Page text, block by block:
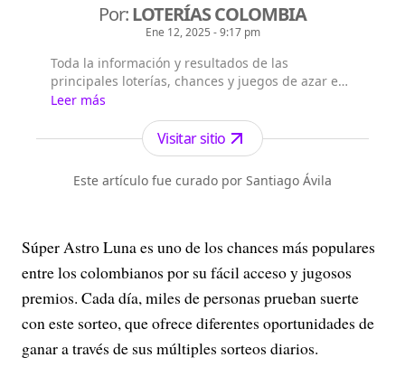
Por:LOTERÍAS COLOMBIA
Ene 12, 2025 - 9:17 pm
Toda la información y resultados de las
principales loterías, chances y juegos de azar en
el país los encuentras en Loterías Colombia.
Leer más
Visitar sitio
Este artículo fue curado por Santiago Ávila
Súper Astro Luna es uno de los chances más populares
entre los colombianos por su fácil acceso y jugosos
premios. Cada día, miles de personas prueban suerte
con este sorteo, que ofrece diferentes oportunidades de
ganar a través de sus múltiples sorteos diarios.